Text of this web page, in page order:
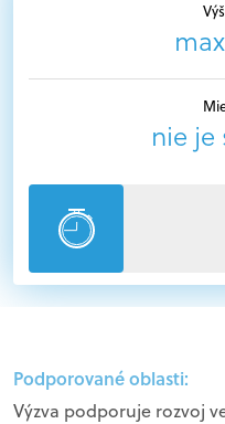
nie je
Podporované oblasti:
Výzva podporuje rozvoj